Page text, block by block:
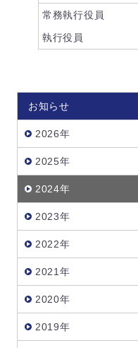
常務執行役員
執行役員
お知らせ
2026年
2025年
2024年
2023年
2022年
2021年
2020年
2019年